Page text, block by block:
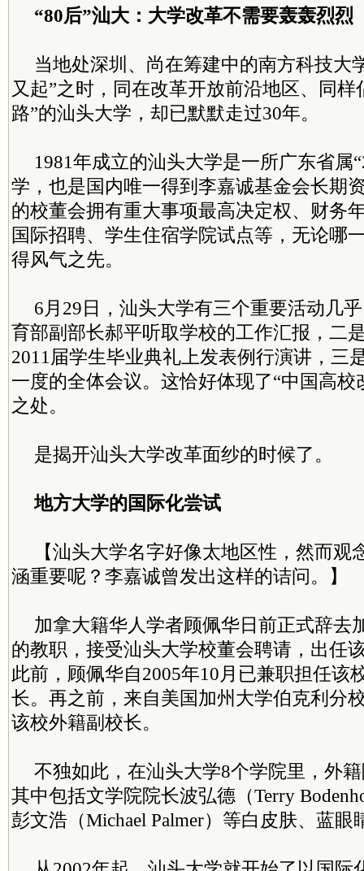
“80后”汕大：大学改革不需要轰轰烈烈
当地处深圳、尚在筹建中的南方科技大
又起”之时，同在改革开放前沿地区、同样
路”的汕头大学，却已默默走过30年。
1981年成立的汕头大学是一所广东省属
学，也是国内唯一得到李嘉诚基金会长期
的校董会拥有重大事项最高决定权、财务
国际招聘、学生住宿学院试点等，无论哪
得风气之先。
6月29日，汕头大学有三个重要活动几
育部副部长郝平听取学校的工作汇报，二
2011届学生毕业典礼上发表例行演讲，三
一度的全体会议。这恰好体现了“中国高校
之处。
是揭开汕头大学改革面纱的时候了。
地方大学的国际化尝试
【汕头大学名字好像太地区性，然而观
涵重要呢？李嘉诚曾发出这样的诘问。】
加拿大籍华人学者顾佩华日前正式辞去
的教职，接受汕头大学校董会聘请，出任
此前，顾佩华自2005年10月已兼职担任该
长。再之前，来自美国加州大学伯克利分
该校外籍副校长。
不独如此，在汕头大学8个学院里，外
其中包括文学院院长波弘德（Terry
彭文浩（Michael Palmer）等白皮肤、蓝眼